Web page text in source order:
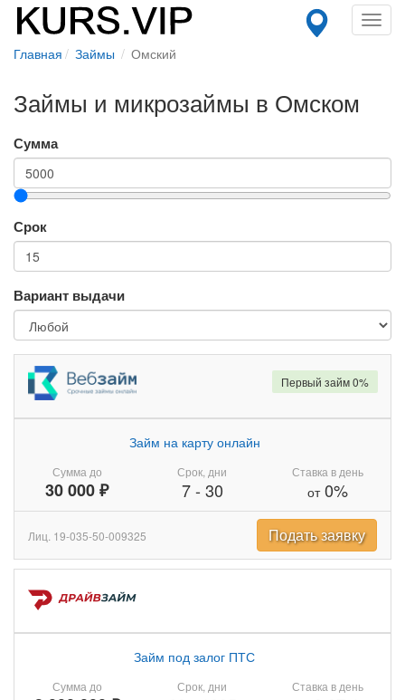
Главная Займы Омский
Займы и микрозаймы в Омском
Сумма
Срок
Вариант выдачи
Сумма до
30 000 ₽
Займ на карту онлайн
Срок, дни
7- 30
Ставка в день
от0%
Первый займ 0%
Лиц. 19-035-50-009325 Подать заявку
Сумма до
Займ под залог ПТС
Срок, дни Ставка в день